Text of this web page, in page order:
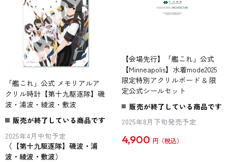
「艦これ」公式 メモリアルア
クリル時計【第十九駆逐隊】磯
波・浦波・綾波・敷波
販売が終了している商品です
2025年4月中旬予定
（【第十九駆逐隊】磯波・浦
波・綾波・敷波）
【会場先行】「艦これ」公式
【Minneapolis】水着mode2025
限定特別アクリルボード & 限
定公式シールセット
販売が終了している商品です
2025年8月下旬発売予定
4,900 円